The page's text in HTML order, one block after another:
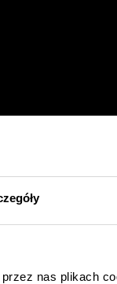
nas plikach